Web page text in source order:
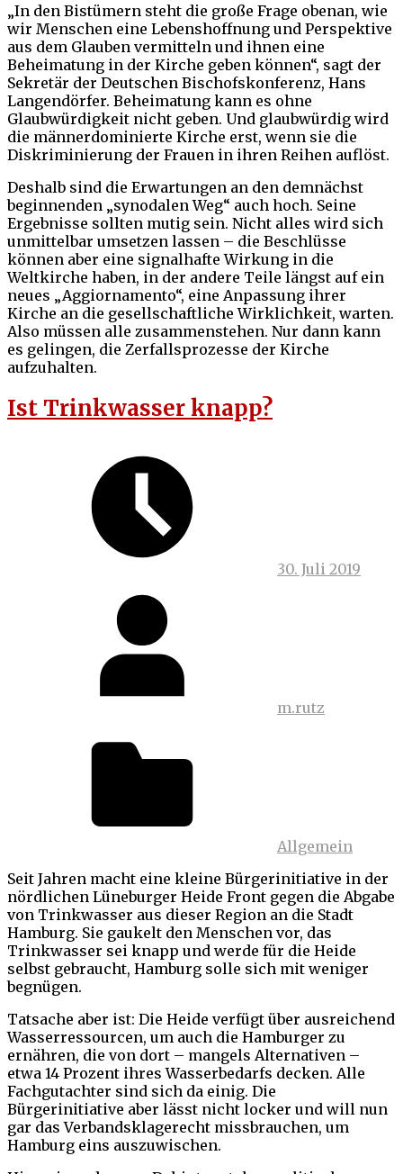
„In den Bistümern steht die große Frage obenan, wie
wir Menschen eine Lebenshoffnung und Perspektive
aus dem Glauben vermitteln und ihnen eine
Beheimatung in der Kirche geben können“, sagt der
Sekretär der Deutschen Bischofskonferenz, Hans
Langendörfer. Beheimatung kann es ohne
Glaubwürdigkeit nicht geben. Und glaubwürdig wird
die männerdominierte Kirche erst, wenn sie die
Diskriminierung der Frauen in ihren Reihen auflöst.
Deshalb sind die Erwartungen an den demnächst
beginnenden „synodalen Weg“ auch hoch. Seine
Ergebnisse sollten mutig sein. Nicht alles wird sich
unmittelbar umsetzen lassen – die Beschlüsse
können aber eine signalhafte Wirkung in die
Weltkirche haben, in der andere Teile längst auf ein
neues „Aggiornamento“, eine Anpassung ihrer
Kirche an die gesellschaftliche Wirklichkeit, warten.
Also müssen alle zusammenstehen. Nur dann kann
es gelingen, die Zerfallsprozesse der Kirche
aufzuhalten.
Ist Trinkwasser knapp?
30. Juli 2019
m.rutz
Allgemein
Seit Jahren macht eine kleine Bürgerinitiative in der
nördlichen Lüneburger Heide Front gegen die Abgabe
von Trinkwasser aus dieser Region an die Stadt
Hamburg. Sie gaukelt den Menschen vor, das
Trinkwasser sei knapp und werde für die Heide
selbst gebraucht, Hamburg solle sich mit weniger
begnügen.
Tatsache aber ist: Die Heide verfügt über ausreichend
Wasserressourcen, um auch die Hamburger zu
ernähren, die von dort – mangels Alternativen –
etwa 14 Prozent ihres Wasserbedarfs decken. Alle
Fachgutachter sind sich da einig. Die
Bürgerinitiative aber lässt nicht locker und will nun
gar das Verbandsklagerecht missbrauchen, um
Hamburg eins auszuwischen.